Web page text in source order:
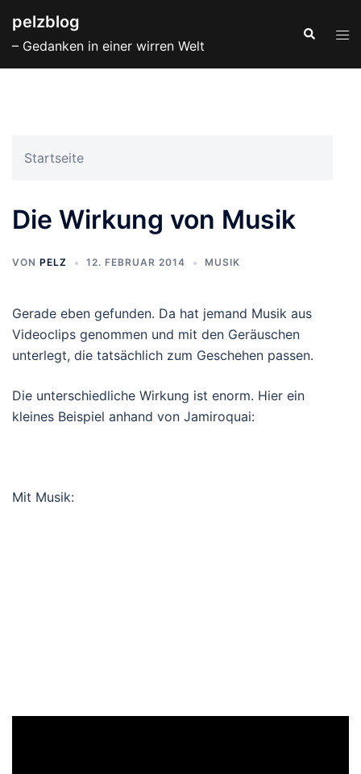
Inhalt
springen
pelzblog
– Gedanken in einer wirren Welt
Suche
Startseite
Die Wirkung von Musik
VON PELZ 12. FEBRUAR 2014 MUSIK
Gerade eben gefunden. Da hat jemand Musik aus
Videoclips genommen und mit den Geräuschen
unterlegt, die tatsächlich zum Geschehen passen.
Die unterschiedliche Wirkung ist enorm. Hier ein
kleines Beispiel anhand von Jamiroquai:
Mit Musik: